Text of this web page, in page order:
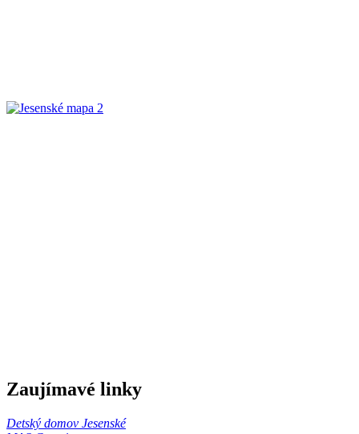
Zaujímavé linky
Detský domov Jesenské